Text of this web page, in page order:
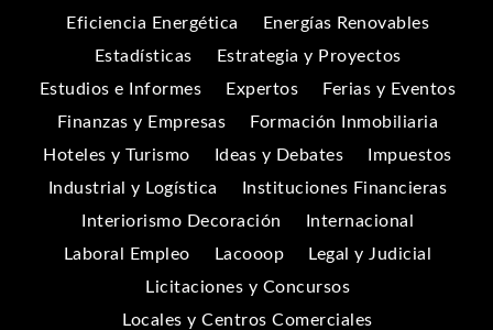
Eficiencia Energética
Energías Renovables
Estadísticas
Estrategia y Proyectos
Estudios e Informes
Expertos
Ferias y Eventos
Finanzas y Empresas
Formación Inmobiliaria
Hoteles y Turismo
Ideas y Debates
Impuestos
Industrial y Logística
Instituciones Financieras
Interiorismo Decoración
Internacional
Laboral Empleo
Lacooop
Legal y Judicial
Licitaciones y Concursos
Locales y Centros Comerciales